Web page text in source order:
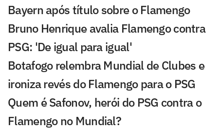
Bayern após título sobre o Flamengo
Bruno Henrique avalia Flamengo contra
PSG: 'De igual para igual'
Botafogo relembra Mundial de Clubes e
ironiza revés do Flamengo para o PSG
Quem é Safonov, herói do PSG contra o
Flamengo no Mundial?